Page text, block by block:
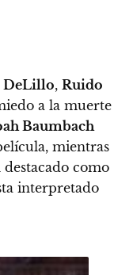
DeLillo, Ruido
a la muerte
Baumbach
mientras
como
interpretado